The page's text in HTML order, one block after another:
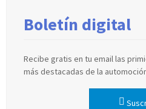
Boletín digital
Recibe gratis en tu email las
más destacadas de la